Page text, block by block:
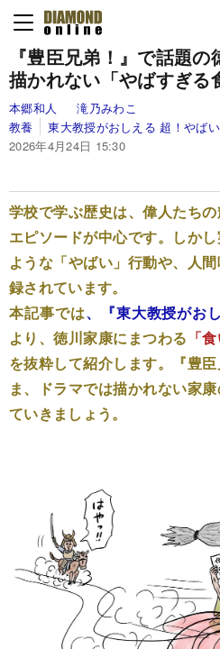
『豊臣兄弟！』で話題
描かれない「やばすぎる
本郷和人
滝乃みわこ
教養
東大教授がおしえる 超！やば
2026年4月24日 15:30
学校で学ぶ歴史は、偉人たち
エピソードが中心です。しか
ような「やばい」行動や、人
録されています。
本記事では、『東大教授がお
より、徳川家康にまつわる 「
を抜粋して紹介します。『豊
ま、ドラマでは描かれない家
ていきましょう。